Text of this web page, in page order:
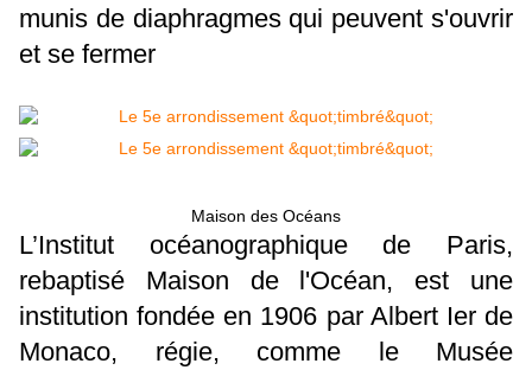
munis de diaphragmes qui peuvent s'ouvrir
et se fermer
Maison des Océans
L’Institut océanographique de Paris,
rebaptisé Maison de l'Océan, est une
institution fondée en 1906 par Albert Ier de
Monaco, régie, comme le Musée